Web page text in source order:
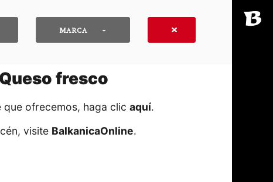
MARCA
fresco
ofrecemos, haga clic aquí․
visite BalkanicaOnline․